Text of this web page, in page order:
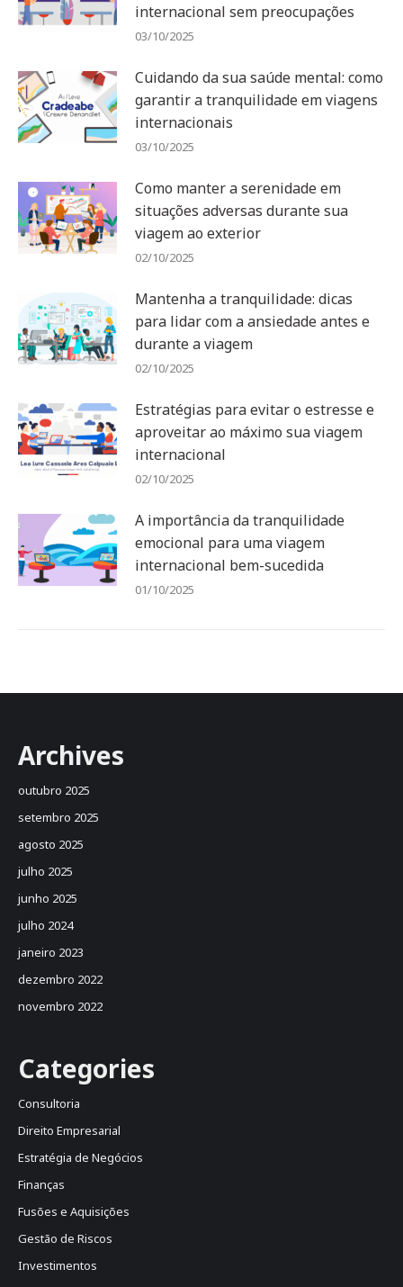
internacional sem preocupações
03/10/2025
Cuidando da sua saúde mental: como
garantir a tranquilidade em viagens
internacionais
03/10/2025
Como manter a serenidade em
situações adversas durante sua
viagem ao exterior
02/10/2025
Mantenha a tranquilidade: dicas
para lidar com a ansiedade antes e
durante a viagem
02/10/2025
Estratégias para evitar o estresse e
aproveitar ao máximo sua viagem
internacional
02/10/2025
A importância da tranquilidade
emocional para uma viagem
internacional bem-sucedida
01/10/2025
Archives
outubro 2025
setembro 2025
agosto 2025
julho 2025
junho 2025
julho 2024
janeiro 2023
dezembro 2022
novembro 2022
Categories
Consultoria
Direito Empresarial
Estratégia de Negócios
Finanças
Fusões e Aquisições
Gestão de Riscos
Investimentos